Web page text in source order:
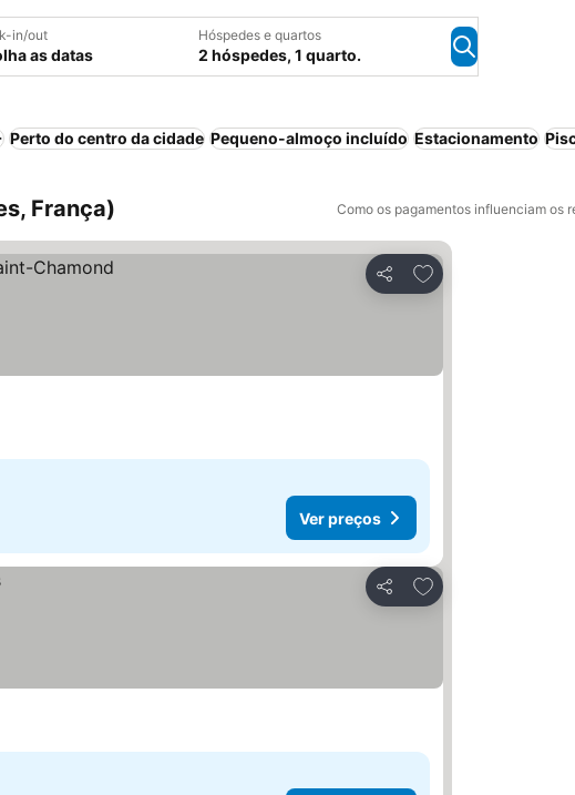
in/out
as datas
Hóspedes e quartos
2 hóspedes, 1 quarto.
Perto do centro da cidade Pequeno-almoço incluído Estacionamento
França) Como os pagamentos influenciam os
Partilhar
Adicionar aos
Ver preços
Partilhar
Adicionar aos